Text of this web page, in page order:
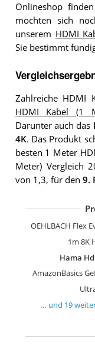
Onlineshop
möchten sich
unserem HDMI
Sie bestimmt
Zahlreiche HDMI
HDMI Kabel (1
Darunter auch das
4K. Das Produkt
besten 1 Meter
Meter) Vergleich
von 1,3, für den 9.
1m 8K
Hama
AmazonBasics
… und 19